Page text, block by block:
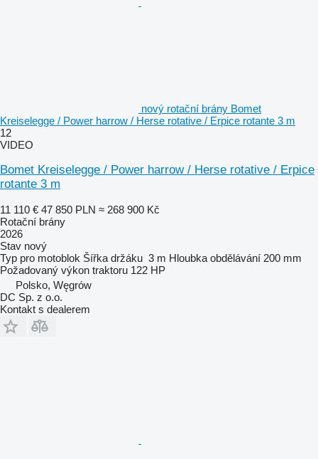
nový rotační brány Bomet
Kreiselegge / Power harrow / Herse rotative / Erpice rotante 3 m
12
VIDEO
Bomet Kreiselegge / Power harrow / Herse rotative / Erpice
rotante 3 m
11 110 € 47 850 PLN ≈ 268 900 Kč
Rotační brány
2026
Stav nový
Typ pro motoblok Šířka držáku 3 m Hloubka obdělávání 200 mm
Požadovaný výkon traktoru 122 HP
Polsko, Węgrów
DC Sp. z o.o.
Kontakt s dealerem